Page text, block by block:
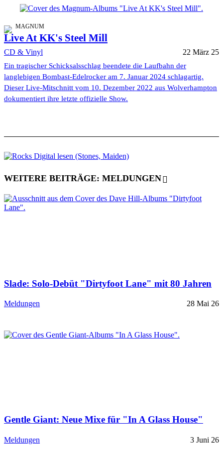
MAGNUM
Live At KK's Steel Mill
CD & Vinyl 22 März 25
Ein tragischer Schicksalsschlag beendete die Laufbahn der
langlebigen Bombast-Edelrocker am 7. Januar 2024 schlagartig.
Dieser Live-Mitschnitt vom 10. Dezember 2022 aus Wolverhampton
dokumentiert ihre letzte offizielle Show.
WEITERE BEITRÄGE: MELDUNGEN
Slade: Solo-Debüt "Dirtyfoot Lane" mit 80 Jahren
Meldungen 28 Mai 26
Gentle Giant: Neue Mixe für "In A Glass House"
Meldungen 3 Juni 26